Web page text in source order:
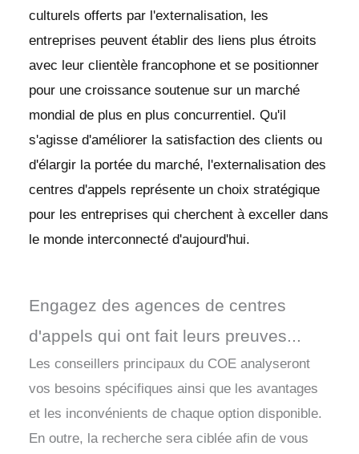
culturels offerts par l'externalisation, les
entreprises peuvent établir des liens plus étroits
avec leur clientèle francophone et se positionner
pour une croissance soutenue sur un marché
mondial de plus en plus concurrentiel. Qu'il
s'agisse d'améliorer la satisfaction des clients ou
d'élargir la portée du marché, l'externalisation des
centres d'appels représente un choix stratégique
pour les entreprises qui cherchent à exceller dans
le monde interconnecté d'aujourd'hui.
Engagez des agences de centres
d'appels qui ont fait leurs preuves...
Les conseillers principaux du COE analyseront
vos besoins spécifiques ainsi que les avantages
et les inconvénients de chaque option disponible.
En outre, la recherche sera ciblée afin de vous